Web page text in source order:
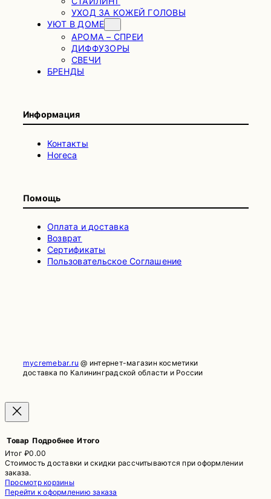
УХОД ЗА КОЖЕЙ ГОЛОВЫ
УЮТ В ДОМЕ
АРОМА – СПРЕИ
ДИФФУЗОРЫ
СВЕЧИ
БРЕНДЫ
Информация
Контакты
Horeca
Помощь
Оплата и доставка
Возврат
Сертификаты
Пользовательское Соглашение
mycremebar.ru @ интернет-магазин косметики
доставка по Калининградской области и России
Товары
в
Товар Подробнее Итого
Итог₽0.00
Стоимость доставки и скидки рассчитываются при оформлении
заказа.
Просмотр корзины
Перейти к оформлению заказа